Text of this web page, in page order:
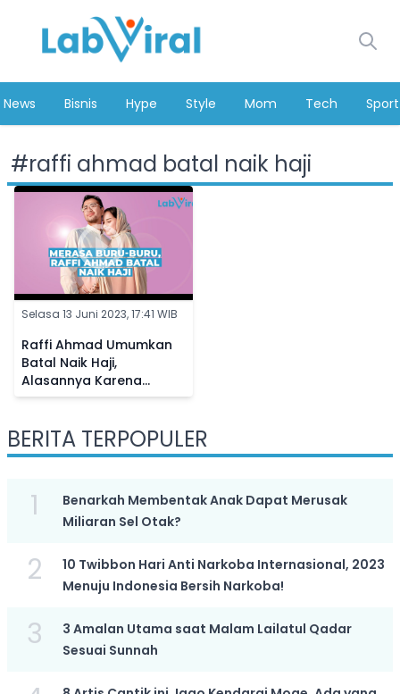
News Bisnis Hype Style Mom Tech Sport
#raffi ahmad batal naik haji
Selasa 13 Juni 2023, 17:41 WIB
Raffi Ahmad Umumkan
Batal Naik Haji,
Alasannya Karena
Merasa Terlalu Buru-
BERITA TERPOPULER
1
Benarkah Membentak Anak Dapat Merusak
Miliaran Sel Otak?
2
10 Twibbon Hari Anti Narkoba Internasional, 2023
Menuju Indonesia Bersih Narkoba!
3
3 Amalan Utama saat Malam Lailatul Qadar
Sesuai Sunnah